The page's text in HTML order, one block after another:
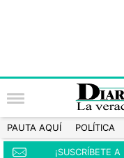
PAUTA AQUÍ POLÍTICA
¡SUSCRÍBETE